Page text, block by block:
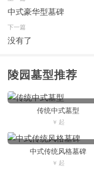
中式豪华型墓碑
下一篇
没有了
陵园墓型推荐
传统中式墓型
中式传统风格墓碑